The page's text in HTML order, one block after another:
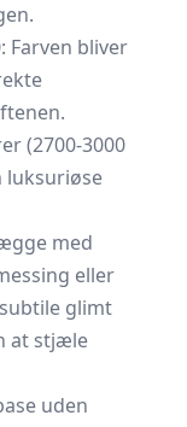
Farven bliver
(2700-3000
luksuriøse
med
eller
glimt
at stjæle
uden